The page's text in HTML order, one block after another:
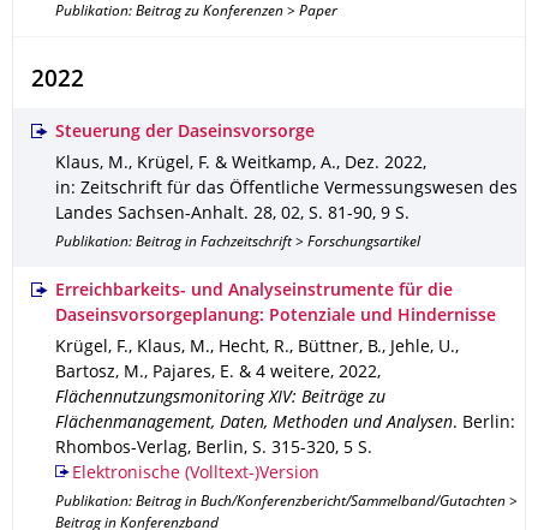
Publikation: Beitrag zu Konferenzen > Paper
2022
Steuerung der Daseinsvorsorge
Klaus, M., Krügel, F. & Weitkamp, A., Dez. 2022,
in: Zeitschrift für das Öffentliche Vermessungswesen des
Landes Sachsen-Anhalt. 28, 02, S. 81-90, 9 S.
Publikation: Beitrag in Fachzeitschrift > Forschungsartikel
Erreichbarkeits- und Analyseinstrumente für die
Daseinsvorsorgeplanung: Potenziale und Hindernisse
Krügel, F., Klaus, M., Hecht, R., Büttner, B., Jehle, U.,
Bartosz, M., Pajares, E. & 4 weitere, 2022,
Flächennutzungsmonitoring XIV: Beiträge zu
Flächenmanagement, Daten, Methoden und Analysen. Berlin:
Rhombos-Verlag, Berlin, S. 315-320, 5 S.
Elektronische (Volltext-)Version
Publikation: Beitrag in Buch/Konferenzbericht/Sammelband/Gutachten >
Beitrag in Konferenzband